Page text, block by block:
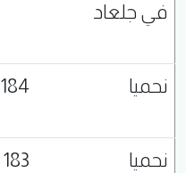
في جلعاد
نحميا
184
نحميا 183